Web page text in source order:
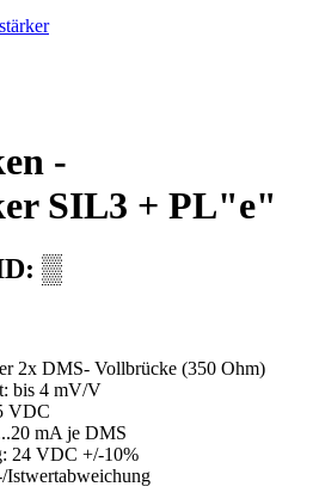
-
SIL3 + PL"e"
▒
2x DMS- Vollbrücke (350 Ohm)
bis 4 mV/V
VDC
mA je DMS
24 VDC +/-10%
Istwertabweichung